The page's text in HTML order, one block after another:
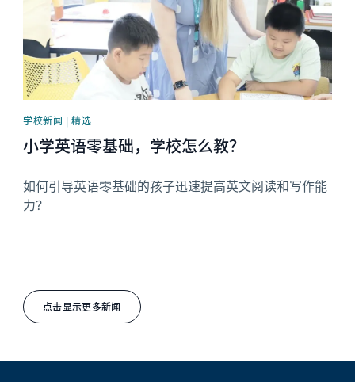
点击显示更多新闻
学校新闻 | 精选
小学英语零基础，学校怎么教？
如何引导英语零基础的孩子迅速提高英文阅读和写作能
力？